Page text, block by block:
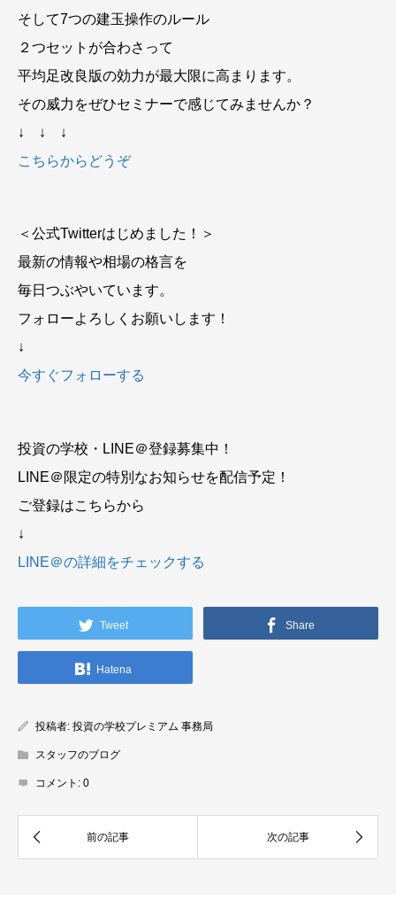
そして7つの建玉操作のルール
２つセットが合わさって
平均足改良版の効力が最大限に高まります。
その威力をぜひセミナーで感じてみませんか？
↓ ↓ ↓
こちらからどうぞ
＜公式Twitterはじめました！＞
最新の情報や相場の格言を
毎日つぶやいています。
フォローよろしくお願いします！
↓
今すぐフォローする
投資の学校・LINE＠登録募集中！
LINE＠限定の特別なお知らせを配信予定！
ご登録はこちらから
↓
LINE＠の詳細をチェックする
Tweet Share
Hatena
投稿者: 投資の学校プレミアム 事務局
スタッフのブログ
コメント: 0